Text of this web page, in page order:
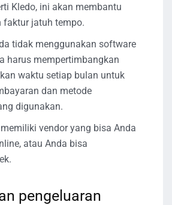
Kledo, ini akan membantu
faktur jatuh tempo.
tidak menggunakan software
harus mempertimbangkan
waktu setiap bulan untuk
dan metode
digunakan.
vendor yang bisa Anda
atau Anda bisa
pengeluaran